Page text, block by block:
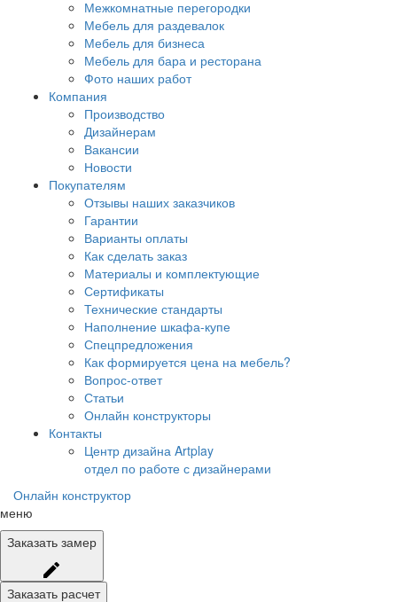
Межкомнатные перегородки
Мебель для раздевалок
Мебель для бизнеса
Мебель для бара и ресторана
Фото наших работ
Компания
Производство
Дизайнерам
Вакансии
Новости
Покупателям
Отзывы наших заказчиков
Гарантии
Варианты оплаты
Как сделать заказ
Материалы и комплектующие
Сертификаты
Технические стандарты
Наполнение шкафа-купе
Спецпредложения
Как формируется цена на мебель?
Вопрос-ответ
Статьи
Онлайн конструкторы
Контакты
Центр дизайна Artplay
отдел по работе с дизайнерами
Онлайн конструктор
меню
Заказать замер
Заказать расчет